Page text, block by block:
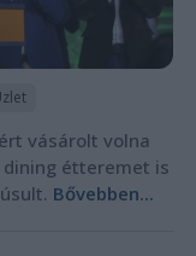
vásárolt volna
étteremet is
Bővebben...